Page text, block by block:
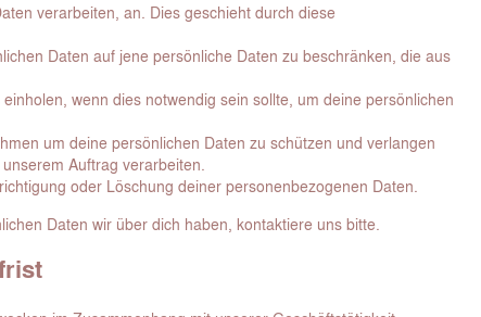
verarbeiten, an. Dies geschieht durch diese
Daten auf jene persönliche Daten zu beschränken, die aus
wenn dies notwendig sein sollte, um deine persönlichen
um deine persönlichen Daten zu schützen und verlangen
Auftrag verarbeiten.
oder Löschung deiner personenbezogenen Daten.
Daten wir über dich haben, kontaktiere uns bitte.